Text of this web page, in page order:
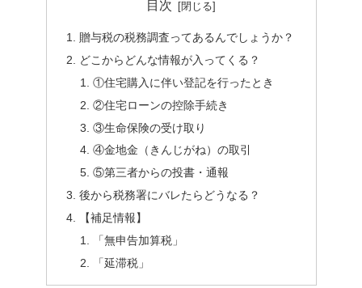
目次
贈与税の税務調査ってあるんでしょうか？
どこからどんな情報が入ってくる？
①住宅購入に伴い登記を行ったとき
②住宅ローンの控除手続き
③生命保険の受け取り
④金地金（きんじがね）の取引
⑤第三者からの投書・通報
後から税務署にバレたらどうなる？
【補足情報】
「無申告加算税」
「延滞税」